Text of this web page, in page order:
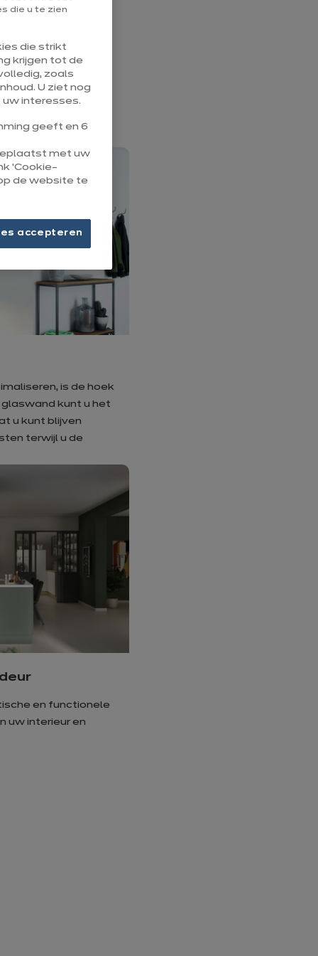
ontwerp
uw
is de hoek
kunt u het
u kunt blijven
terwijl u de
en functionele
uw interieur en
die u te zien
die strikt
krijgen tot de
zoals
U ziet nog
interesses.
geeft en 6
met uw
‘Cookie-
de website te
accepteren